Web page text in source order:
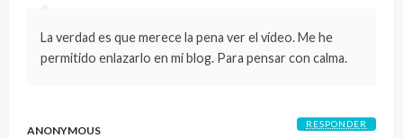
La verdad es que merece la pena ver el vídeo. Me he
permitido enlazarlo en mi blog. Para pensar con calma.
ANONYMOUS
RESPONDER